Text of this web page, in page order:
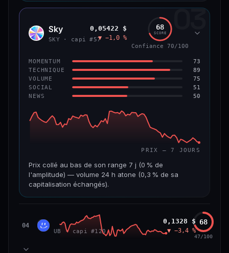
CAP. MARCHÉ VOLUME 24 H
VAR. 7 J VAR. 30 J
−3,2 %
VS ATH
−5,6 %
RANG CAPI.
#9
CONFIANCE 66/100
03
SKY Sky
SKY · capi #57
0,05422 $
▼ −1,0 %
68
SCORE
Confiance 70/100
MOMENTUM 73
TECHNIQUE 89
VOLUME 75
SOCIAL 51
NEWS 50
PRIX — 7 JOURS
Prix collé au bas de son range 7 j (0 % de
l'amplitude) — volume 24 h atone (0,3 % de sa
capitalisation échangés).
VAR. 7 J VAR. 30 J
04 UB Unibase
UB · capi #120
0,1328 $
▼ −3,4 %
68
47/100